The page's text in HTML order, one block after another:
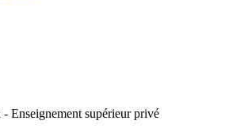
- Enseignement supérieur privé